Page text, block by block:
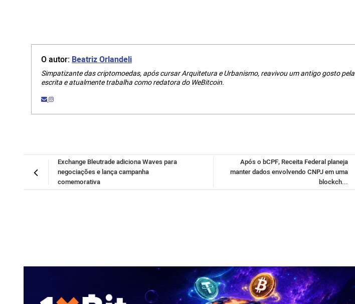
O autor: Beatriz Orlandeli
Simpatizante das criptomoedas, após cursar Arquitetura e Urbanismo, reavivou um antigo gosto pela
escrita e atualmente trabalha como redatora do WeBitcoin.
Após o bCPF, Receita Federal planeja
manter dados envolvendo CNPJ em uma
blockch...
Exchange Bleutrade adiciona Waves para
negociações e lança campanha
comemorativa